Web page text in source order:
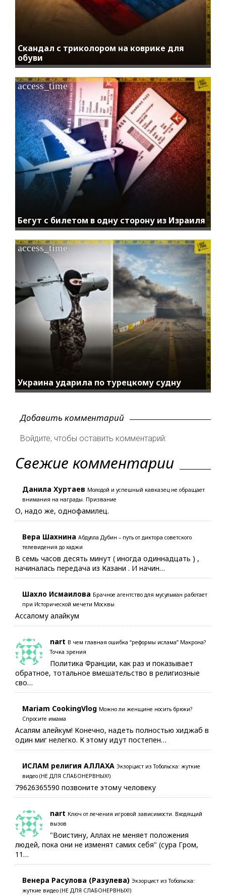
Скандал с триколором на коврике для
обуви
Бегут с билетом в одну сторону из Израиля
access_time
Украина ударила по турецкому судну
access_time
Добавить комментарий
Войдите, чтобы оставить комментарий:
Свежие комментарии
Данила Хуртаев Молодой и успешный кавказец не обращает
внимания на награды. Призвание
О, надо же, однофамилец.
Вера Шахнина Абдулла Дубин – путь от диктора советского
телевидения до хаджи
В семь часов десять минут ( иногда одиннадцать ) ,
начиналась передача из Казани . И начин…
Шахло Исмаилова Брачное агентство для мусульман работает
при Исторической мечети Москвы
Ассалому алайкум
nart В чем главная ошибка “реформы ислама” Макрона?
Точка зрения
Политика Франции, как раз и показывает
обратное, тотальное вмешательство в религиозные
сво…
Mariam CookingVlog Можно ли женщине носить брюки?
Спросите имама
Асалям алейкум! Конечно, надеть полностью хиджаб в
один миг нелегко. К этому идут постепен…
ИСЛАМ религия АЛЛАХА Экзорцист из Тобольска: жуткие
видео (НЕ ДЛЯ СЛАБОНЕРВНЫХ!)
79626365590 позвоните этому человеку
nart Ключ от лечения игровой зависимости. Входящий
вызов
"Воистину, Аллах не меняет положения
людей, пока они не изменят самих себя" (сура Гром,
11…
Венера Расулова (Разулева) Экзорцист из Тобольска:
жуткие видео (НЕ ДЛЯ СЛАБОНЕРВНЫХ!)